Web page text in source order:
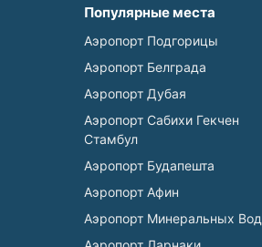
Популярные места
Аэропорт Подгорицы
Аэропорт Белграда
Аэропорт Дубая
Аэропорт Сабихи Гекчен
Стамбул
Аэропорт Будапешта
Аэропорт Афин
Аэропорт Минеральных Вод